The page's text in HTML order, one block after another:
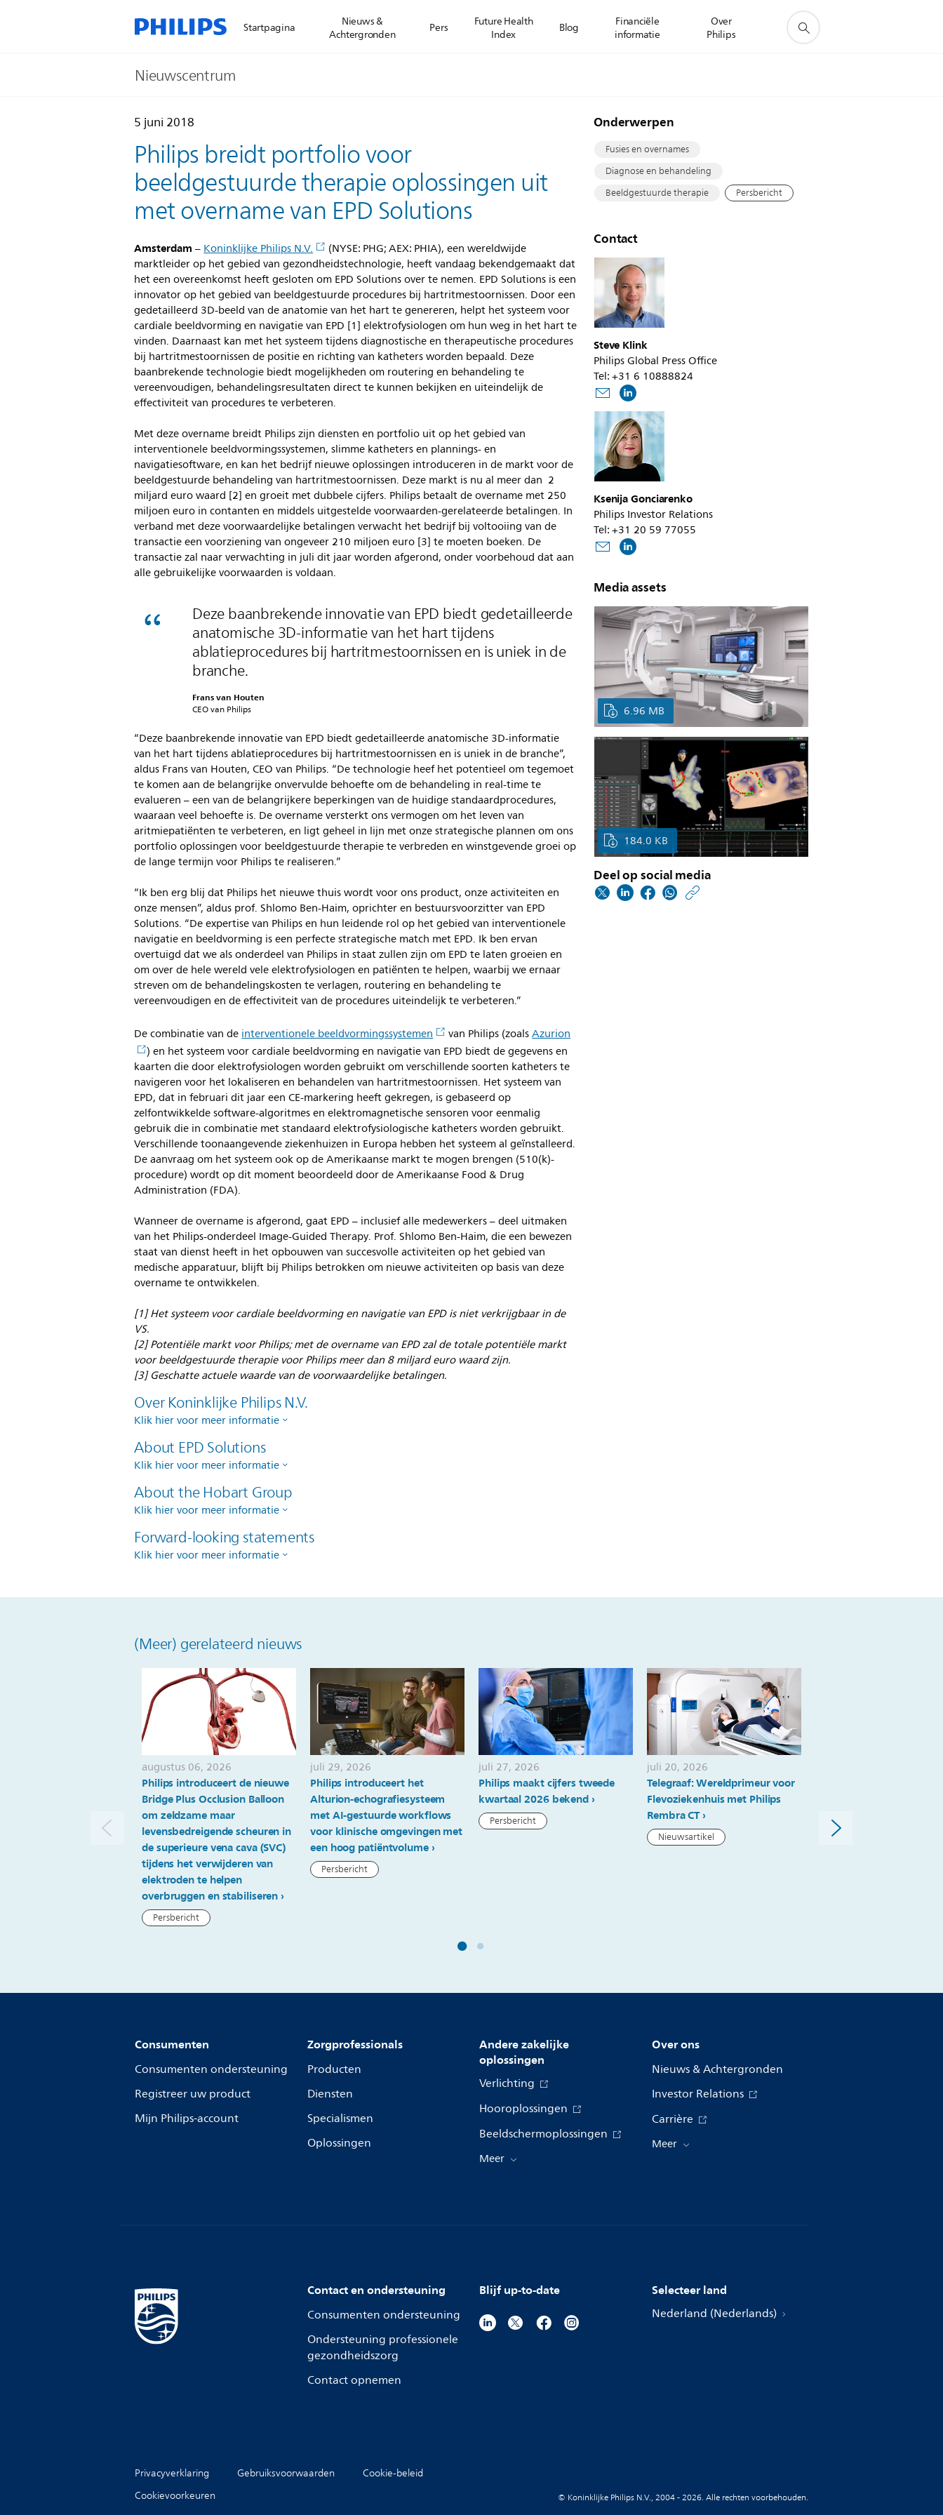
Startpagina
Nieuws &
Achtergronden
Pers
Future Health
Index
Blog
Financiële
informatie
Over
Philips
Nieuwscentrum
5 juni 2018
Philips breidt portfolio voor
beeldgestuurde therapie oplossingen uit
met overname van EPD Solutions
Amsterdam –Koninklijke Philips N.V.
(NYSE: PHG; AEX: PHIA), een wereldwijde
marktleider op het gebied van gezondheidstechnologie, heeft vandaag bekendgemaakt dat
het een overeenkomst heeft gesloten om EPD Solutions over te nemen. EPD Solutions is een
innovator op het gebied van beeldgestuurde procedures bij hartritmestoornissen. Door een
gedetailleerd 3D-beeld van de anatomie van het hart te genereren, helpt het systeem voor
cardiale beeldvorming en navigatie van EPD [1] elektrofysiologen om hun weg in het hart te
vinden. Daarnaast kan met het systeem tijdens diagnostische en therapeutische procedures
bij hartritmestoornissen de positie en richting van katheters worden bepaald. Deze
baanbrekende technologie biedt mogelijkheden om routering en behandeling te
vereenvoudigen, behandelingsresultaten direct te kunnen bekijken en uiteindelijk de
effectiviteit van procedures te verbeteren.
Met deze overname breidt Philips zijn diensten en portfolio uit op het gebied van
interventionele beeldvormingssystemen, slimme katheters en plannings- en
navigatiesoftware, en kan het bedrijf nieuwe oplossingen introduceren in de markt voor de
beeldgestuurde behandeling van hartritmestoornissen. Deze markt is nu al meer dan 2
miljard euro waard [2] en groeit met dubbele cijfers. Philips betaalt de overname met 250
miljoen euro in contanten en middels uitgestelde voorwaarden-gerelateerde betalingen. In
verband met deze voorwaardelijke betalingen verwacht het bedrijf bij voltooiing van de
transactie een voorziening van ongeveer 210 miljoen euro [3] te moeten boeken. De
transactie zal naar verwachting in juli dit jaar worden afgerond, onder voorbehoud dat aan
alle gebruikelijke voorwaarden is voldaan.
Deze baanbrekende innovatie van EPD biedt gedetailleerde
anatomische 3D-informatie van het hart tijdens
ablatieprocedures bij hartritmestoornissen en is uniek in de
branche.
Frans van Houten
CEO van Philips
“Deze baanbrekende innovatie van EPD biedt gedetailleerde anatomische 3D-informatie
van het hart tijdens ablatieprocedures bij hartritmestoornissen en is uniek in de branche”,
aldus Frans van Houten, CEO van Philips. “De technologie heef het potentieel om tegemoet
te komen aan de belangrijke onvervulde behoefte om de behandeling in real-time te
evalueren – een van de belangrijkere beperkingen van de huidige standaardprocedures,
waaraan veel behoefte is. De overname versterkt ons vermogen om het leven van
aritmiepatiënten te verbeteren, en ligt geheel in lijn met onze strategische plannen om ons
portfolio oplossingen voor beeldgestuurde therapie te verbreden en winstgevende groei op
de lange termijn voor Philips te realiseren.”
“Ik ben erg blij dat Philips het nieuwe thuis wordt voor ons product, onze activiteiten en
onze mensen”, aldus prof. Shlomo Ben-Haim, oprichter en bestuursvoorzitter van EPD
Solutions. “De expertise van Philips en hun leidende rol op het gebied van interventionele
navigatie en beeldvorming is een perfecte strategische match met EPD. Ik ben ervan
overtuigd dat we als onderdeel van Philips in staat zullen zijn om EPD te laten groeien en
om over de hele wereld vele elektrofysiologen en patiënten te helpen, waarbij we ernaar
streven om de behandelingskosten te verlagen, routering en behandeling te
vereenvoudigen en de effectiviteit van de procedures uiteindelijk te verbeteren.”
De combinatie van deinterventionele beeldvormingssystemen van Philips (zoalsAzurion
) en het systeem voor cardiale beeldvorming en navigatie van EPD biedt de gegevens en
kaarten die door elektrofysiologen worden gebruikt om verschillende soorten katheters te
navigeren voor het lokaliseren en behandelen van hartritmestoornissen. Het systeem van
EPD, dat in februari dit jaar een CE-markering heeft gekregen, is gebaseerd op
zelfontwikkelde software-algoritmes en elektromagnetische sensoren voor eenmalig
gebruik die in combinatie met standaard elektrofysiologische katheters worden gebruikt.
Verschillende toonaangevende ziekenhuizen in Europa hebben het systeem al geïnstalleerd.
De aanvraag om het systeem ook op de Amerikaanse markt te mogen brengen (510(k)-
procedure) wordt op dit moment beoordeeld door de Amerikaanse Food & Drug
Administration (FDA).
Wanneer de overname is afgerond, gaat EPD – inclusief alle medewerkers – deel uitmaken
van het Philips-onderdeel Image-Guided Therapy. Prof. Shlomo Ben-Haim, die een bewezen
staat van dienst heeft in het opbouwen van succesvolle activiteiten op het gebied van
medische apparatuur, blijft bij Philips betrokken om nieuwe activiteiten op basis van deze
overname te ontwikkelen.
[1] Het systeem voor cardiale beeldvorming en navigatie van EPD is niet verkrijgbaar in de
VS.
[2] Potentiële markt voor Philips; met de overname van EPD zal de totale potentiële markt
voor beeldgestuurde therapie voor Philips meer dan 8 miljard euro waard zijn.
[3] Geschatte actuele waarde van de voorwaardelijke betalingen.
Over Koninklijke Philips N.V.
Klik hier voor meer informatie
About EPD Solutions
Klik hier voor meer informatie
About the Hobart Group
Klik hier voor meer informatie
Forward-looking statements
Klik hier voor meer informatie
Onderwerpen
Fusies en overnames
Diagnose en behandeling
Beeldgestuurde therapie
Persbericht
Contact
Steve Klink
Philips Global Press Office
Tel: +31 6 10888824
Ksenija Gonciarenko
Philips Investor Relations
Tel: +31 20 59 77055
Media assets
6.96 MB
184.0 KB
Deel op social media
(Meer) gerelateerd nieuws
augustus 06, 2026
Philips introduceert de nieuwe
Bridge Plus Occlusion Balloon
om zeldzame maar
levensbedreigende scheuren in
de superieure vena cava (SVC)
tijdens het verwijderen van
elektroden te helpen
overbruggen en stabiliseren
Persbericht
juli 29, 2026
Philips introduceert het
Alturion-echografiesysteem
met AI-gestuurde workflows
voor klinische omgevingen met
een hoog patiëntvolume
Persbericht
juli 27, 2026
Philips maakt cijfers tweede
kwartaal 2026 bekend
Persbericht
juli 20, 2026
Telegraaf: Wereldprimeur voor
Flevoziekenhuis met Philips
Rembra CT
Nieuwsartikel
op EPIQ Elite en Affiniti
introduceert nieuwe AI-
Consumenten
Consumenten ondersteuning
Registreer uw product
Mijn Philips-account
Zorgprofessionals
Producten
Diensten
Specialismen
Oplossingen
Andere zakelijke
oplossingen
Verlichting
Hooroplossingen
Beeldschermoplossingen
Meer
Over ons
Nieuws & Achtergronden
Investor Relations
Carrière
Meer
Contact en ondersteuning
Consumenten ondersteuning
Ondersteuning professionele
gezondheidszorg
Contact opnemen
Blijf up-to-date Selecteer land
Nederland (Nederlands)
Privacyverklaring Gebruiksvoorwaarden
Cookie-beleid
Cookievoorkeuren
© Koninklijke Philips N.V., 2004 - 2026. Alle rechten voorbehouden.